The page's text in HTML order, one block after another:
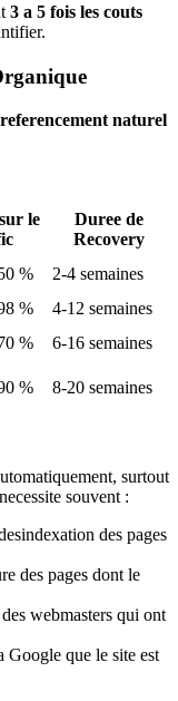
3 a 5 fois les couts
naturel
le
Duree de
Recovery
%
2-4 semaines
%
4-12 semaines
%
6-16 semaines
% 8-20 semaines
surtout
souvent :
des pages
des pages dont le
webmasters qui ont
Google que le site est